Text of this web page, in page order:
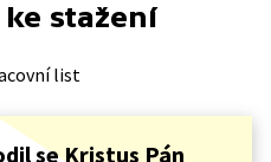
stažení
list
se Kristus Pán